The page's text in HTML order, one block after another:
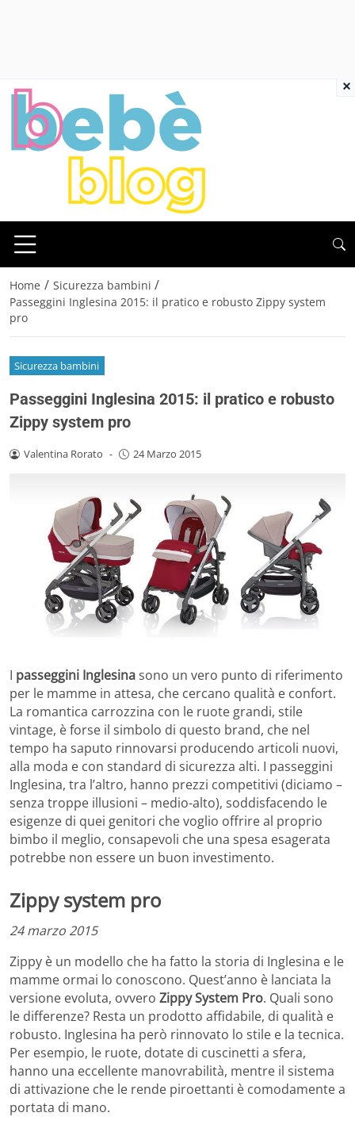
Home / Sicurezza bambini /
Passeggini Inglesina 2015: il pratico e robusto Zippy system
pro
Sicurezza bambini
Passeggini Inglesina 2015: il pratico e robusto
Zippy system pro
Valentina Rorato - 24 Marzo 2015
I passeggini Inglesinasono un vero punto di riferimento
per le mamme in attesa, che cercano qualità e confort.
La romantica carrozzina con le ruote grandi, stile
vintage, è forse il simbolo di questo brand, che nel
tempo ha saputo rinnovarsi producendo articoli nuovi,
alla moda e con standard di sicurezza alti. I passeggini
Inglesina, tra l’altro, hanno prezzi competitivi (diciamo –
senza troppe illusioni – medio-alto), soddisfacendo le
esigenze di quei genitori che voglio offrire al proprio
bimbo il meglio, consapevoli che una spesa esagerata
potrebbe non essere un buon investimento.
Zippy system pro
24 marzo 2015
Zippy è un modello che ha fatto la storia di Inglesina e le
mamme ormai lo conoscono. Quest’anno è lanciata la
versione evoluta, ovvero Zippy System Pro. Quali sono
le differenze? Resta un prodotto affidabile, di qualità e
robusto. Inglesina ha però rinnovato lo stile e la tecnica.
Per esempio, le ruote, dotate di cuscinetti a sfera,
hanno una eccellente manovrabilità, mentre il sistema
di attivazione che le rende piroettanti è comodamente a
portata di mano.
×